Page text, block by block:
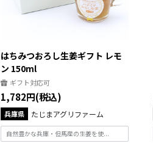
はちみつおろし生姜ギフト レモ
ン 150ml
ギフト対応可
1,782円(税込)
兵庫県 たじまアグリファーム
自然豊かな兵庫・但馬産の生姜を使...